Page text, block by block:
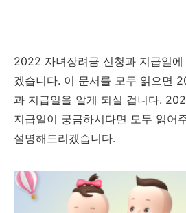
2022 자녀장려금 신청과 지급일
겠습니다. 이 문서를 모두 읽으면
과 지급일을 알게 되실 겁니다.
지급일이 궁금하시다면 모두 읽어
설명해드리겠습니다.